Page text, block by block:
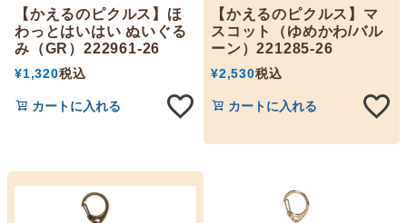
【かえるのピクルス】ほ
わっとはいはい ぬいぐる
み（GR）222961-26
¥1,320税込
カートに入れる
【かえるのピクルス】マ
スコット（ゆめかわ/バル
ーン）221285-26
¥2,530税込
カートに入れる